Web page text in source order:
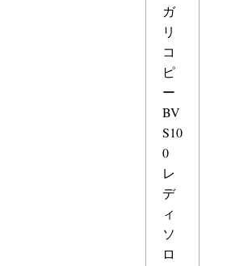
ガ
リ
コ
ピ
ー
BV
S10
0
レ
デ
ィ
ソ
ロ